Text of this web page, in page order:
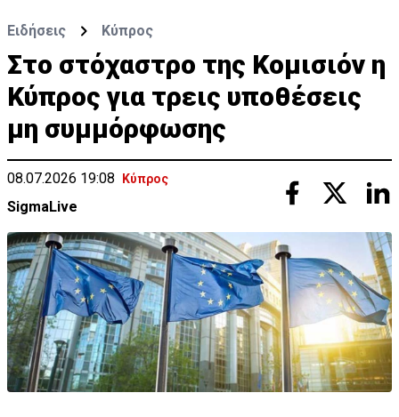
Ειδήσεις Κύπρος
Στο στόχαστρο της Κομισιόν η
Κύπρος για τρεις υποθέσεις
μη συμμόρφωσης
08.07.2026 19:08 Κύπρος
SigmaLive